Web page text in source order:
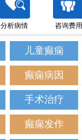
分析病情 咨询费用
儿童癫痫
癫痫病因
手术治疗
癫痫发作